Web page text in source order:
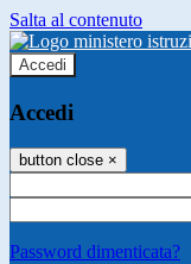
Salta al contenuto
Accedi
Accedi
button close ×
Password dimenticata?